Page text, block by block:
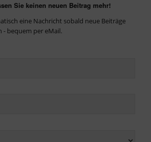
Sie keinen neuen Beitrag mehr!
eine Nachricht sobald neue Beiträge
bequem per eMail.